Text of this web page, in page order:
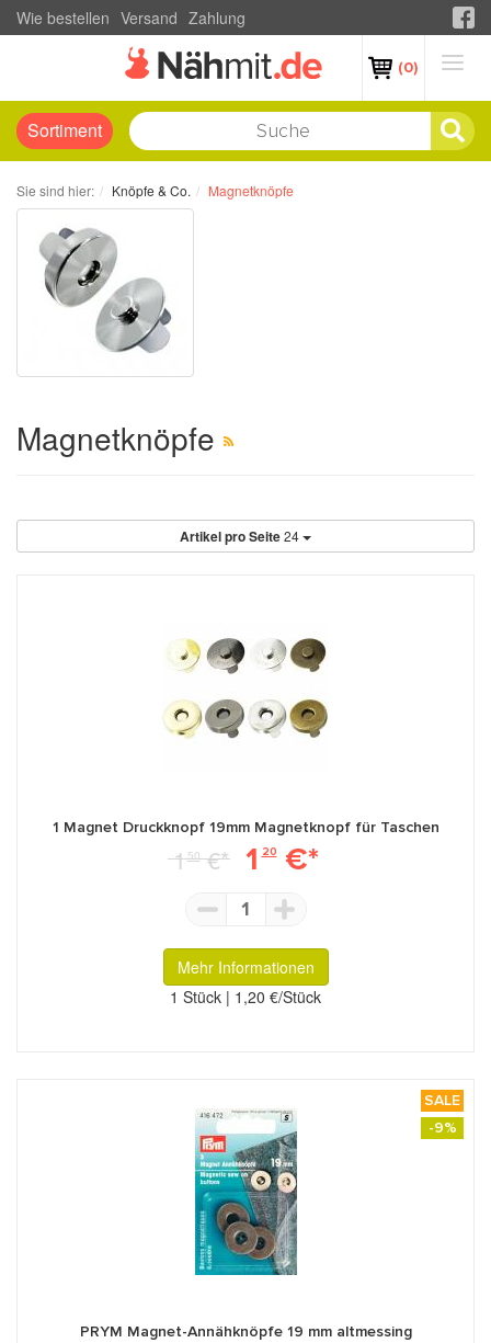
Wie bestellen Versand Zahlung
(0)
Sortiment
Sie sind hier: Knöpfe & Co. Magnetknöpfe
Magnetknöpfe
Artikel pro Seite24
1 Magnet Druckknopf 19mm Magnetknopf für Taschen
150€* 1 20€*
1
Mehr Informationen
1 Stück | 1,20 €/Stück
SALE
-9%
PRYM Magnet-Annähknöpfe 19 mm altmessing